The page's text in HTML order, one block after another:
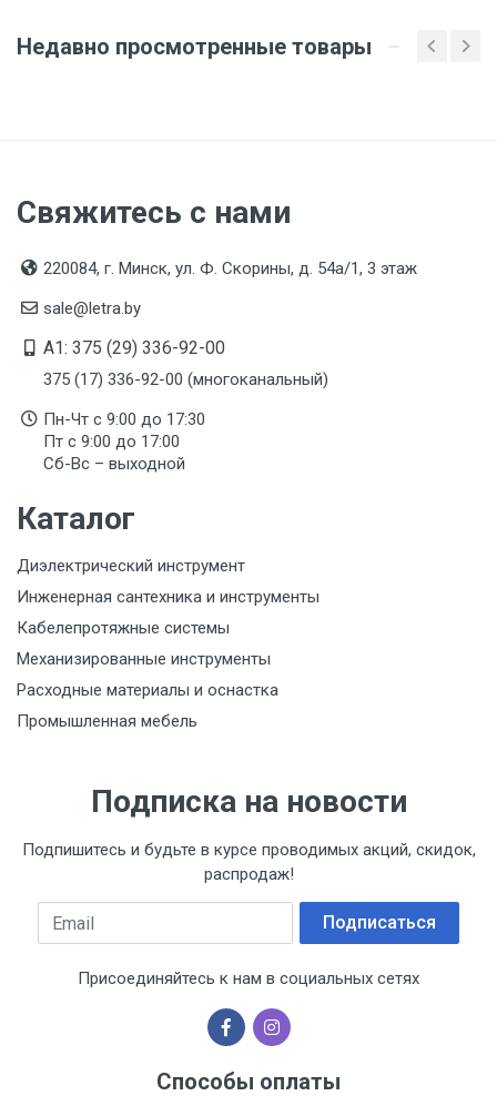
Недавно просмотренные товары
Свяжитесь с нами
220084, г. Минск, ул. Ф. Скорины, д. 54а/1, 3 этаж
sale@letra.by
A1: 375 (29) 336-92-00
375 (17) 336-92-00 (многоканальный)
Пн-Чт с 9:00 до 17:30
Пт с 9:00 до 17:00
Сб-Вс – выходной
Каталог
Диэлектрический инструмент
Инженерная сантехника и инструменты
Кабелепротяжные системы
Механизированные инструменты
Расходные материалы и оснастка
Промышленная мебель
Подписка на новости
Подпишитесь и будьте в курсе проводимых акций, скидок,
распродаж!
Email Подписаться
Присоединяйтесь к нам в социальных сетях
Способы оплаты